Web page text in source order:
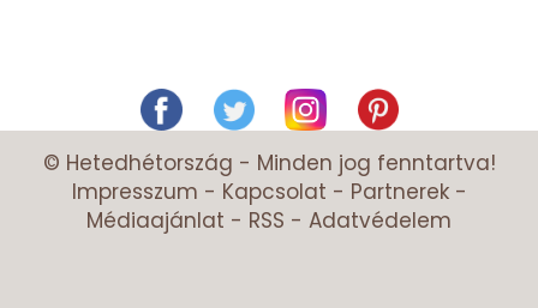
© Hetedhétország - Minden jog fenntartva!
Impresszum - Kapcsolat - Partnerek-
Médiaajánlat - RSS - Adatvédelem